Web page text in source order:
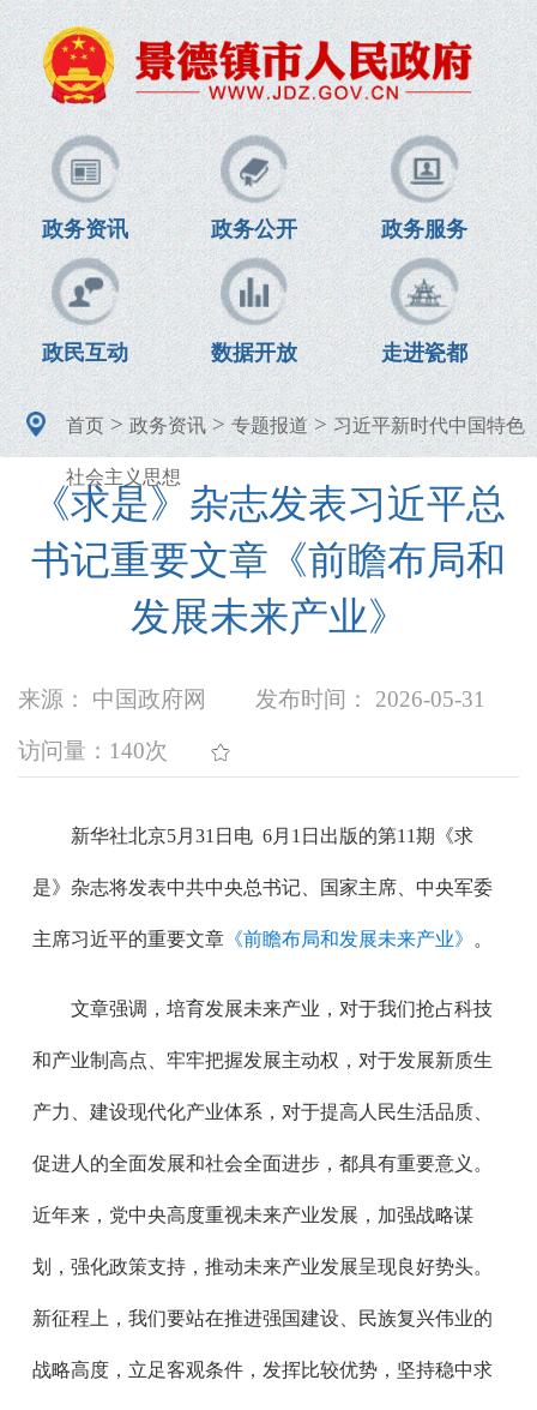
政务资讯 政务公开 政务服务
政民互动 数据开放 走进瓷都
首页>政务资讯>专题报道>习近平新时代中国特色
社会主义思想
《求是》杂志发表习近平总
书记重要文章《前瞻布局和
发展未来产业》
来源： 中国政府网 发布时间： 2026-05-31
访问量： 140次
新华社北京5月31日电 6月1日出版的第11期《求
是》杂志将发表中共中央总书记、国家主席、中央军委
主席习近平的重要文章《前瞻布局和发展未来产业》 。
文章强调，培育发展未来产业，对于我们抢占科技
和产业制高点、牢牢把握发展主动权，对于发展新质生
产力、建设现代化产业体系，对于提高人民生活品质、
促进人的全面发展和社会全面进步，都具有重要意义。
近年来，党中央高度重视未来产业发展，加强战略谋
划，强化政策支持，推动未来产业发展呈现良好势头。
新征程上，我们要站在推进强国建设、民族复兴伟业的
战略高度，立足客观条件，发挥比较优势，坚持稳中求